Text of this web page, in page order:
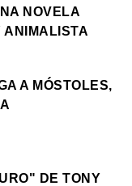
NOVELA
ANIMALISTA
A MÓSTOLES,
DE TONY